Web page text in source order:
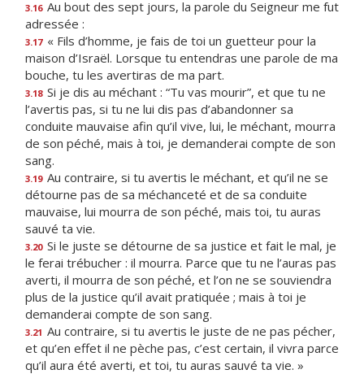
3.16 Au bout des sept jours, la parole du Seigneur me fut
adressée :
3.17 « Fils d’homme, je fais de toi un guetteur pour la
maison d’Israël. Lorsque tu entendras une parole de ma
bouche, tu les avertiras de ma part.
3.18 Si je dis au méchant : “Tu vas mourir”, et que tu ne
l’avertis pas, si tu ne lui dis pas d’abandonner sa
conduite mauvaise afin qu’il vive, lui, le méchant, mourra
de son péché, mais à toi, je demanderai compte de son
sang.
3.19 Au contraire, si tu avertis le méchant, et qu’il ne se
détourne pas de sa méchanceté et de sa conduite
mauvaise, lui mourra de son péché, mais toi, tu auras
sauvé ta vie.
3.20 Si le juste se détourne de sa justice et fait le mal, je
le ferai trébucher : il mourra. Parce que tu ne l’auras pas
averti, il mourra de son péché, et l’on ne se souviendra
plus de la justice qu’il avait pratiquée ; mais à toi je
demanderai compte de son sang.
3.21 Au contraire, si tu avertis le juste de ne pas pécher,
et qu’en effet il ne pèche pas, c’est certain, il vivra parce
qu’il aura été averti, et toi, tu auras sauvé ta vie. »